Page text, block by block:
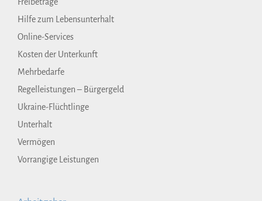
Freibeträge
Hilfe zum Lebensunterhalt
Online-Services
Kosten der Unterkunft
Mehrbedarfe
Regelleistungen – Bürgergeld
Ukraine-Flüchtlinge
Unterhalt
Vermögen
Vorrangige Leistungen